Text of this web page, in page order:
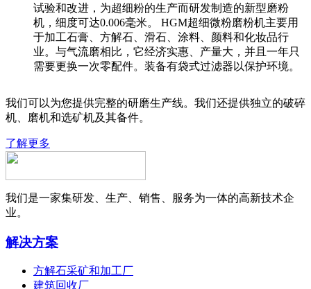
试验和改进，为超细粉的生产而研发制造的新型磨粉
机，细度可达0.006毫米。 HGM超细微粉磨粉机主要用
于加工石膏、方解石、滑石、涂料、颜料和化妆品行
业。与气流磨相比，它经济实惠、产量大，并且一年只
需要更换一次零配件。装备有袋式过滤器以保护环境。
我们可以为您提供完整的研磨生产线。我们还提供独立的破碎
机、磨机和选矿机及其备件。
了解更多
我们是一家集研发、生产、销售、服务为一体的高新技术企
业。
解决方案
方解石采矿和加工厂
建筑回收厂